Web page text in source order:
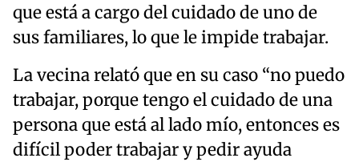
que está a cargo del cuidado de uno de
sus familiares, lo que le impide trabajar.
La vecina relató que en su caso “no puedo
trabajar, porque tengo el cuidado de una
persona que está al lado mío, entonces es
difícil poder trabajar y pedir ayuda